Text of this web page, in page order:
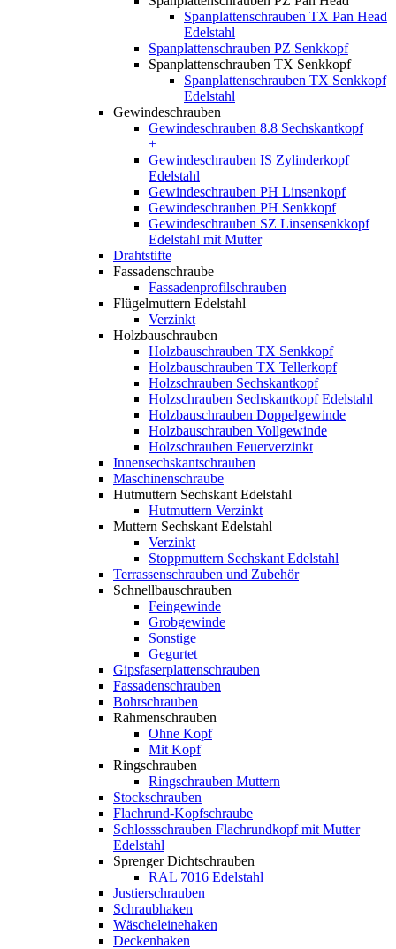
Spanplattenschrauben TX Pan Head
Edelstahl
Spanplattenschrauben PZ Senkkopf
Spanplattenschrauben TX Senkkopf
Spanplattenschrauben TX Senkkopf
Edelstahl
Gewindeschrauben
Gewindeschrauben 8.8 Sechskantkopf
+
Gewindeschrauben IS Zylinderkopf
Edelstahl
Gewindeschrauben PH Linsenkopf
Gewindeschrauben PH Senkkopf
Gewindeschrauben SZ Linsensenkkopf
Edelstahl mit Mutter
Drahtstifte
Fassadenschraube
Fassadenprofilschrauben
Flügelmuttern Edelstahl
Verzinkt
Holzbauschrauben
Holzbauschrauben TX Senkkopf
Holzbauschrauben TX Tellerkopf
Holzschrauben Sechskantkopf
Holzschrauben Sechskantkopf Edelstahl
Holzbauschrauben Doppelgewinde
Holzbauschrauben Vollgewinde
Holzschrauben Feuerverzinkt
Innensechskantschrauben
Maschinenschraube
Hutmuttern Sechskant Edelstahl
Hutmuttern Verzinkt
Muttern Sechskant Edelstahl
Verzinkt
Stoppmuttern Sechskant Edelstahl
Terrassenschrauben und Zubehör
Schnellbauschrauben
Feingewinde
Grobgewinde
Sonstige
Gegurtet
Gipsfaserplattenschrauben
Fassadenschrauben
Bohrschrauben
Rahmenschrauben
Ohne Kopf
Mit Kopf
Ringschrauben
Ringschrauben Muttern
Stockschrauben
Flachrund-Kopfschraube
Schlossschrauben Flachrundkopf mit Mutter
Edelstahl
Sprenger Dichtschrauben
RAL 7016 Edelstahl
Justierschrauben
Schraubhaken
Wäscheleinehaken
Deckenhaken